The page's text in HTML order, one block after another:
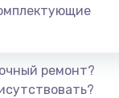
батарейки BIOS
Заказать
ремонт?